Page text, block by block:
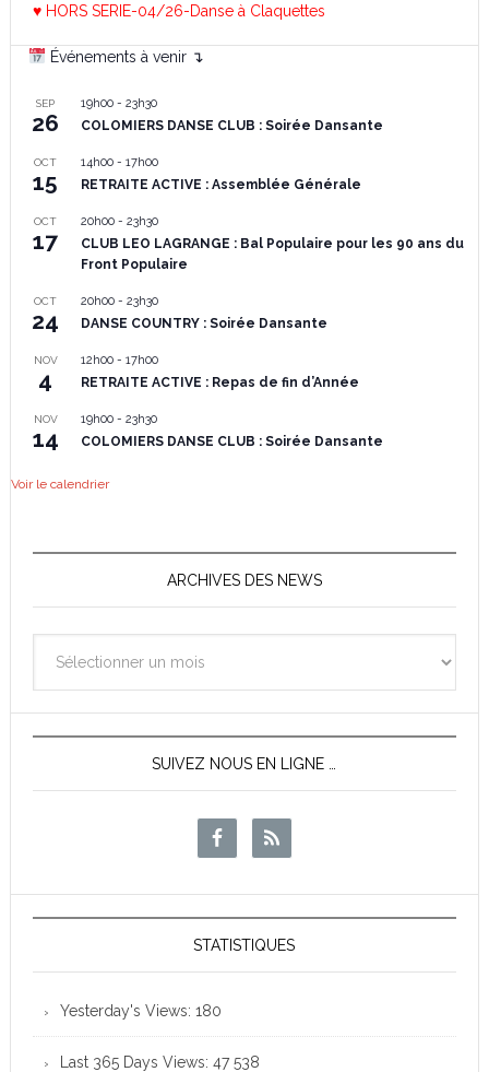
♥ HORS SERIE-04/26-Danse à Claquettes
Événements à venir ↴
SEP
26
19h00- 23h30
COLOMIERS DANSE CLUB : Soirée Dansante
OCT
15
14h00- 17h00
RETRAITE ACTIVE : Assemblée Générale
OCT
17
20h00- 23h30
CLUB LEO LAGRANGE : Bal Populaire pour les 90 ans du
Front Populaire
OCT
24
20h00- 23h30
DANSE COUNTRY : Soirée Dansante
NOV
4
12h00- 17h00
RETRAITE ACTIVE : Repas de fin d’Année
NOV
14
19h00- 23h30
COLOMIERS DANSE CLUB : Soirée Dansante
Voir le calendrier
ARCHIVES DES NEWS
des
News
SUIVEZ NOUS EN LIGNE …
STATISTIQUES
Yesterday's Views: 180
Last 365 Days Views: 47 538